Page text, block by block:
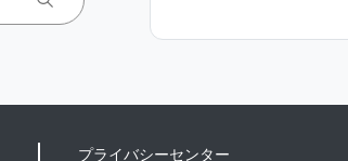
プライバシーセンター